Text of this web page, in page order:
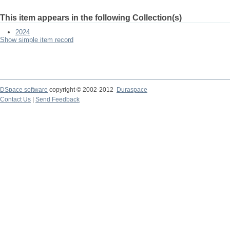
This item appears in the following Collection(s)
2024
Show simple item record
DSpace software copyright © 2002-2012
Duraspace
Contact Us
Send Feedback